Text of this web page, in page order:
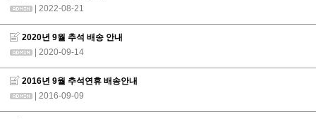
| 2022-08-21
2020년 9월 추석 배송 안내
| 2020-09-14
2016년 9월 추석연휴 배송안내
| 2016-09-09